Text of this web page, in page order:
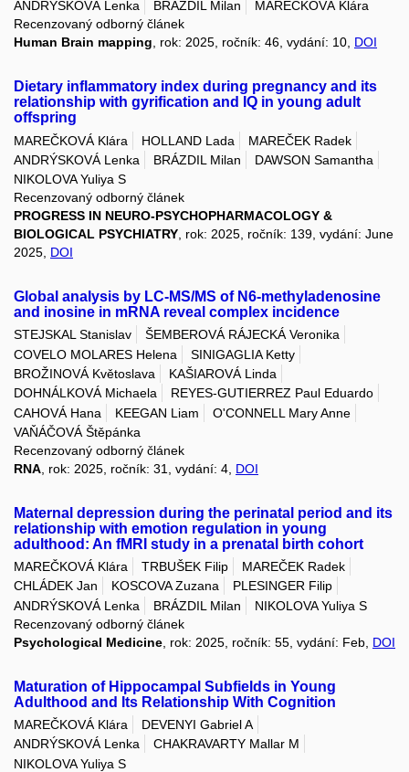
ANDRÝSKOVÁ Lenka BRÁZDIL Milan
MAREČKOVÁ Klára
Recenzovaný odborný článek
Human Brain mapping, rok: 2025, ročník: 46, vydání: 10, DOI
Dietary inflammatory index during pregnancy and its
relationship with gyrification and IQ in young adult
offspring
MAREČKOVÁ Klára HOLLAND Lada
MAREČEK Radek
ANDRÝSKOVÁ Lenka
BRÁZDIL Milan
DAWSON Samantha
NIKOLOVA Yuliya S
Recenzovaný odborný článek
PROGRESS IN NEURO-PSYCHOPHARMACOLOGY &
BIOLOGICAL PSYCHIATRY , rok: 2025, ročník: 139, vydání: June
2025, DOI
Global analysis by LC-MS/MS of N6-methyladenosine
and inosine in mRNA reveal complex incidence
STEJSKAL Stanislav
ŠEMBEROVÁ RÁJECKÁ Veronika
COVELO MOLARES Helena
SINIGAGLIA Ketty
BROŽINOVÁ Květoslava
KAŠIAROVÁ Linda
DOHNÁLKOVÁ Michaela
REYES-GUTIERREZ Paul Eduardo
CAHOVÁ Hana
KEEGAN Liam
O'CONNELL Mary Anne
VAŇÁČOVÁ Štěpánka
Recenzovaný odborný článek
RNA , rok: 2025, ročník: 31, vydání: 4, DOI
Maternal depression during the perinatal period and its
relationship with emotion regulation in young
adulthood: An fMRI study in a prenatal birth cohort
MAREČKOVÁ Klára TRBUŠEK Filip
MAREČEK Radek
CHLÁDEK Jan
KOSCOVA Zuzana
PLESINGER Filip
ANDRÝSKOVÁ Lenka
BRÁZDIL Milan
NIKOLOVA Yuliya S
Recenzovaný odborný článek
Psychological Medicine , rok: 2025, ročník: 55, vydání: Feb, DOI
Maturation of Hippocampal Subfields in Young
Adulthood and Its Relationship With Cognition
MAREČKOVÁ Klára
DEVENYI Gabriel A
ANDRÝSKOVÁ Lenka
CHAKRAVARTY Mallar M
NIKOLOVA Yuliya S